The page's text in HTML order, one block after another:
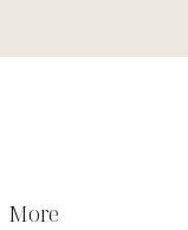
More